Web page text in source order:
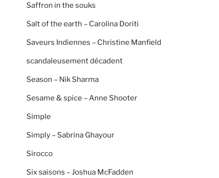
Saffron in the souks
Salt of the earth – Carolina Doriti
Saveurs Indiennes – Christine Manfield
scandaleusement décadent
Season – Nik Sharma
Sesame & spice – Anne Shooter
Simple
Simply – Sabrina Ghayour
Sirocco
Six saisons – Joshua McFadden